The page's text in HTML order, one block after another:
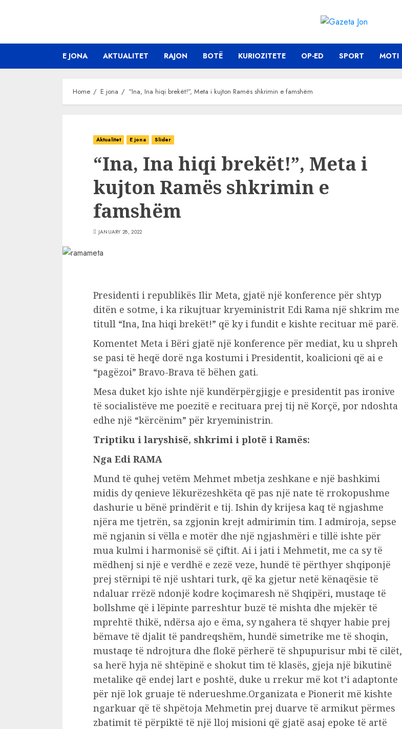
E JONA AKTUALITET RAJON BOTË KURIOZITETE OP-ED SPORT MOTI
Home E jona “Ina, Ina hiqi brekët!”, Meta i kujton Ramës shkrimin e famshëm
Aktualitet E jona Slider
“Ina, Ina hiqi brekët!”, Meta i
kujton Ramës shkrimin e
famshëm
JANUARY 28, 2022
Presidenti i republikës Ilir Meta, gjatë një konference për shtyp
ditën e sotme, i ka rikujtuar kryeministrit Edi Rama një shkrim me
titull “Ina, Ina hiqi brekët!” që ky i fundit e kishte recituar më parë.
Komentet Meta i Bëri gjatë një konference për mediat, ku u shpreh
se pasi të heqë dorë nga kostumi i Presidentit, koalicioni që ai e
“pagëzoi” Bravo-Brava të bëhen gati.
Mesa duket kjo ishte një kundërpërgjigje e presidentit pas ironive
të socialistëve me poezitë e recituara prej tij në Korçë, por ndoshta
edhe një “kërcënim” për kryeministrin.
Triptiku i laryshisë, shkrimi i plotë i Ramës:
Nga Edi RAMA
Mund të quhej vetëm Mehmet mbetja zeshkane e një bashkimi
midis dy qenieve lëkurëzeshkëta që pas një nate të rrokopushme
dashurie u bënë prindërit e tij. Ishin dy krijesa kaq të ngjashme
njëra me tjetrën, sa zgjonin krejt admirimin tim. I admiroja, sepse
më ngjanin si vëlla e motër dhe një ngjashmëri e tillë ishte për
mua kulmi i harmonisë së çiftit. Ai i jati i Mehmetit, me ca sy të
mëdhenj si një e verdhë e zezë veze, hundë të përthyer shqiponjë
prej stërnipi të një ushtari turk, që ka gjetur netë kënaqësie të
ndaluar rrëzë ndonjë kodre koçimaresh në Shqipëri, mustaqe të
bollshme që i lëpinte parreshtur buzë të mishta dhe mjekër të
mprehtë thikë, ndërsa ajo e ëma, sy ngahera të shqyer habie prej
bëmave të djalit të pandreqshëm, hundë simetrike me të shoqin,
mustaqe të ndrojtura dhe flokë përherë të shpupurisur mbi të cilët,
sa herë hyja në shtëpinë e shokut tim të klasës, gjeja një bikutinë
metalike që endej lart e poshtë, duke u rrekur më kot t’i adaptonte
për një lok gruaje të nderueshme.Organizata e Pionerit më kishte
ngarkuar që të shpëtoja Mehmetin prej duarve të armikut përmes
zbatimit të përpiktë të një lloj misioni që gjatë asaj epoke të artë